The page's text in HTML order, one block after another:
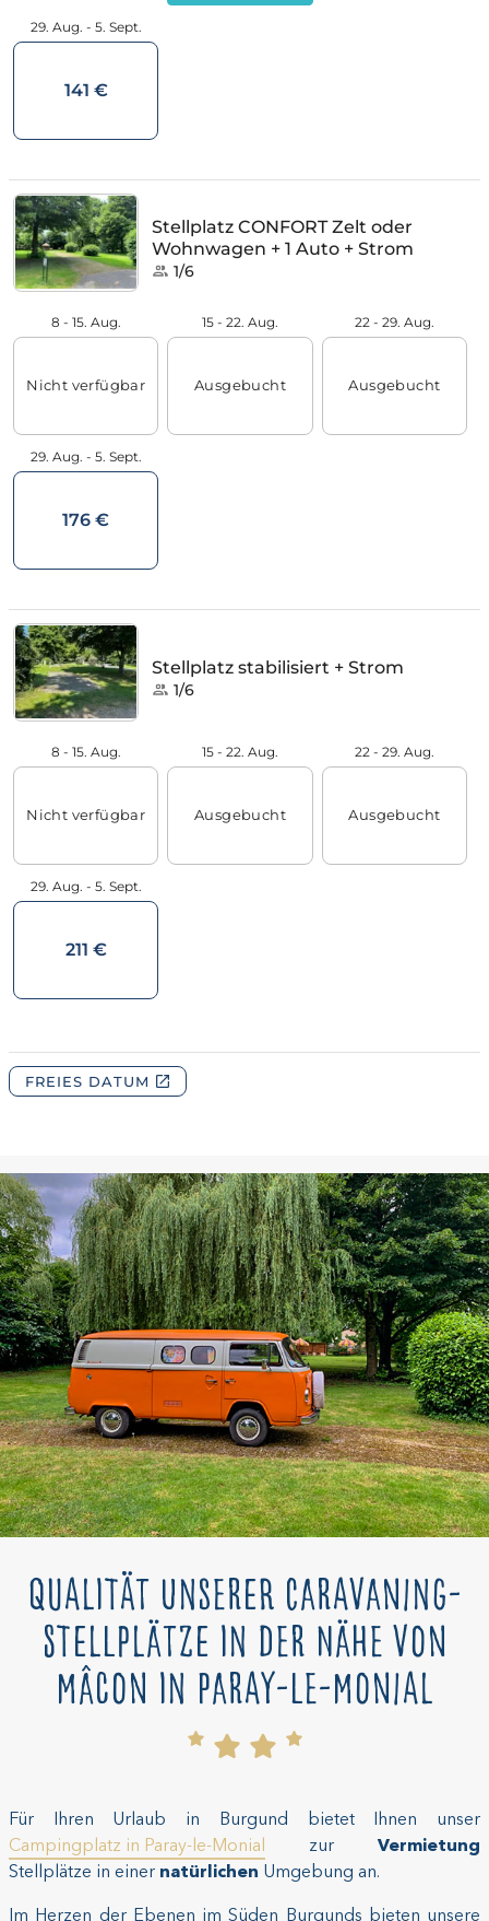
Qualität unserer Caravaning-
Stellplätze in der Nähe von
Mâcon in Paray-le-Monial
Für Ihren Urlaub in Burgund bietet Ihnen unser
Campingplatz in Paray-le-Monial
zur Vermietung
Stellplätze in einer natürlichen Umgebung an.
Im Herzen der Ebenen im Süden Burgunds bieten unsere